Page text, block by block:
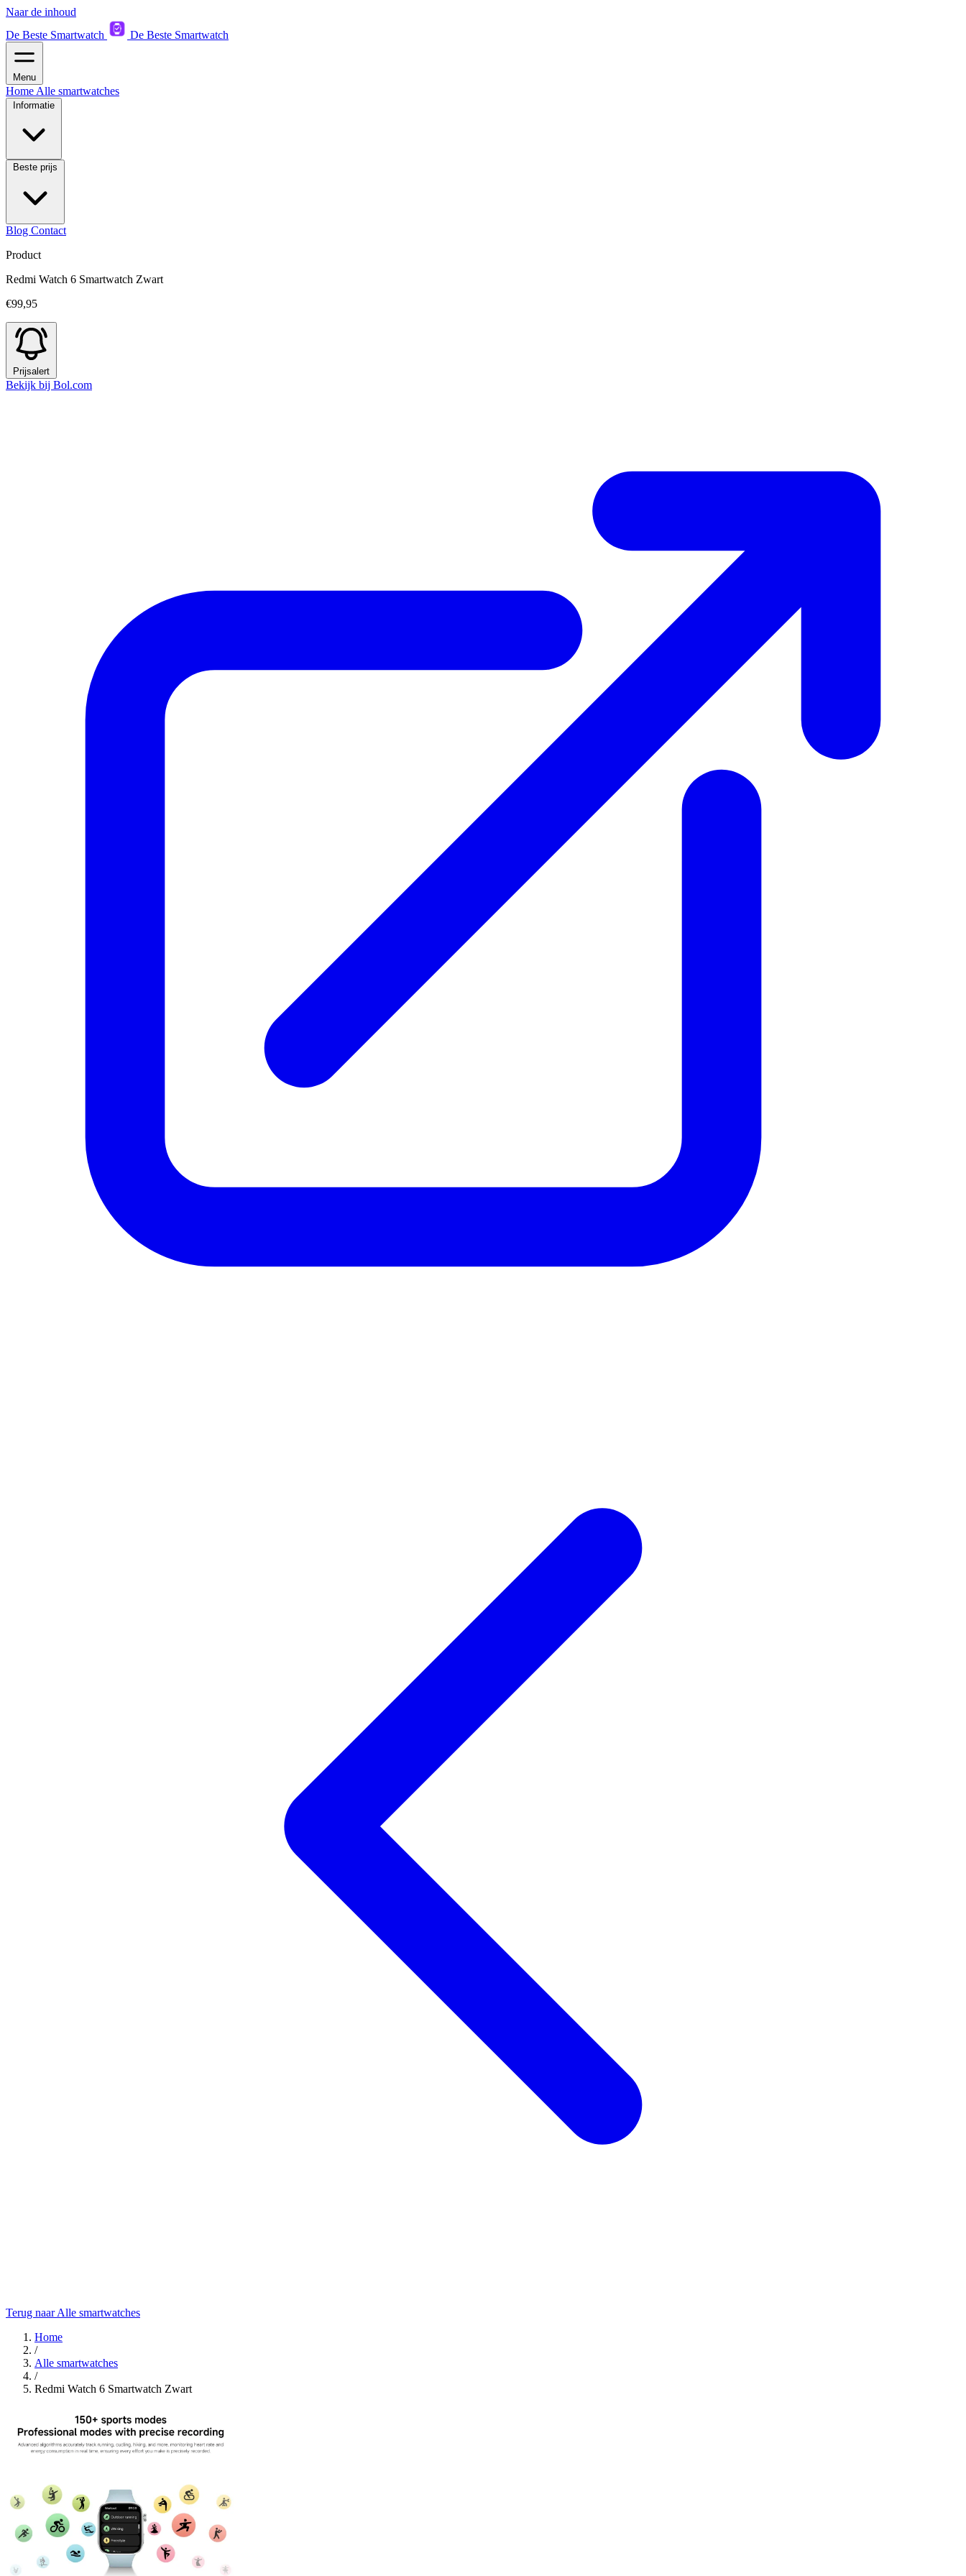
Naar de inhoud
De Beste Smartwatch
De Beste Smartwatch
Menu
Home Alle smartwatches
Informatie
Beste prijs
Blog Contact
Product
Redmi Watch 6 Smartwatch Zwart
€99,95
Prijsalert
Bekijk bij Bol.com
Terug naar Alle smartwatches
Home
/
Alle smartwatches
/
Redmi Watch 6 Smartwatch Zwart